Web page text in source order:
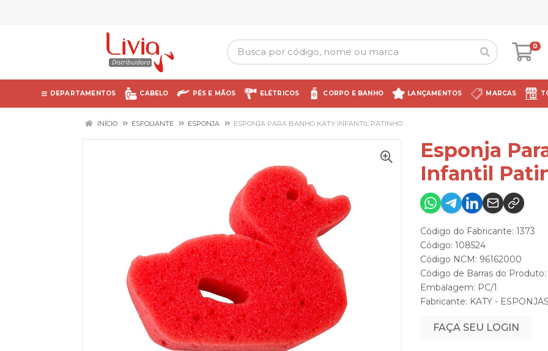
0
DEPARTAMENTOS CABELO PÉS E MÃOS ELÉTRICOS CORPO E BANHO LANÇAMENTOS MARCAS
INÍCIO ESFOLIANTE ESPONJA ESPONJA PARA BANHO KATY INFANTIL PATINHO
Esponja
Infantil
Código do Fabricante: 1373
Código: 108524
Código NCM: 96162000
Código de Barras do
Embalagem: PC/1
Fabricante: KATY -
FAÇA SEU LOGIN